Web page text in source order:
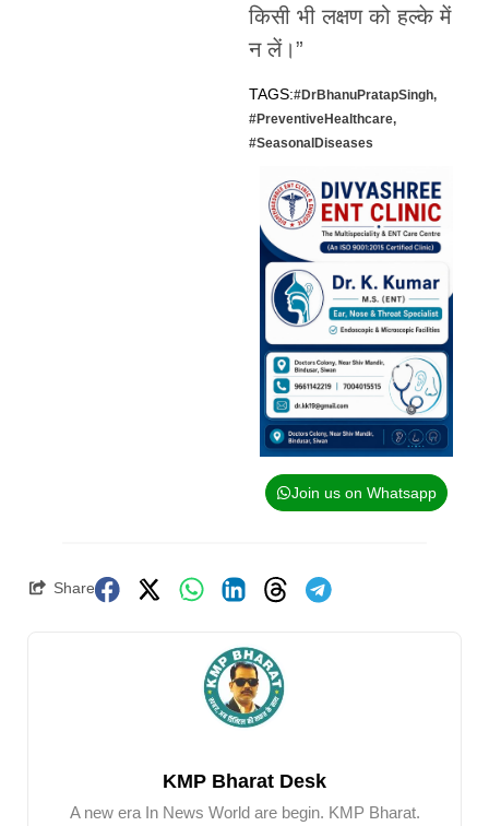
किसी भी लक्षण को हल्के में
न लें।”
TAGS:#DrBhanuPratapSingh,
#PreventiveHealthcare,
#SeasonalDiseases
Join us on Whatsapp
Share
KMP Bharat Desk
A new era In News World are begin. KMP Bharat.